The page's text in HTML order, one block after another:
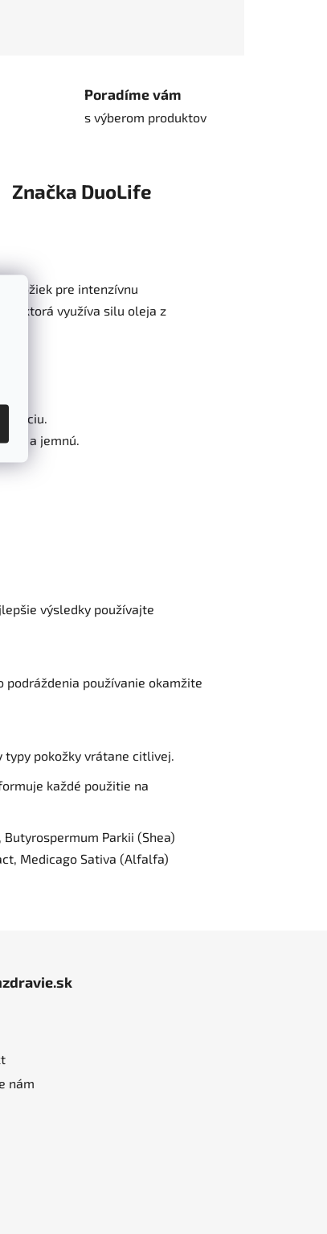
Poradíme vám
s výberom produktov
Značka DuoLife
zložiek pre intenzívnu
, ktorá využíva silu oleja z
a jemnú.
výsledky používajte
používanie okamžite
typy pokožky vrátane citlivej.
každé použitie na
Parkii (Shea)
Medicago Sativa (Alfalfa)
nám